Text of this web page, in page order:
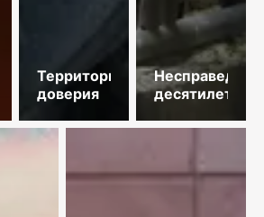
Территория
доверия
десятилетий